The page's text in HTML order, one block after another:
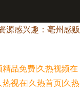
源感兴趣：亳州感贩
品免费|久热视频在
视在|久热首页|久热